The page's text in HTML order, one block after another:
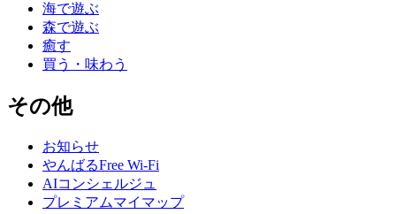
海で遊ぶ
森で遊ぶ
癒す
買う・味わう
その他
お知らせ
やんばるFree Wi-Fi
AIコンシェルジュ
プレミアムマイマップ